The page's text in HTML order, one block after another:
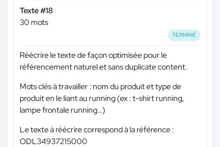
Texte #18
30 mots
TERMINÉ
Réécrire le texte de façon optimisée pour le
référencement naturel et sans duplicate content.
Mots clés à travailler : nom du produit et type de
produit en le liant au running (ex : t-shirt running,
lampe frontale running…)
Le texte à réécrire correspond à la référence :
ODL34937215000